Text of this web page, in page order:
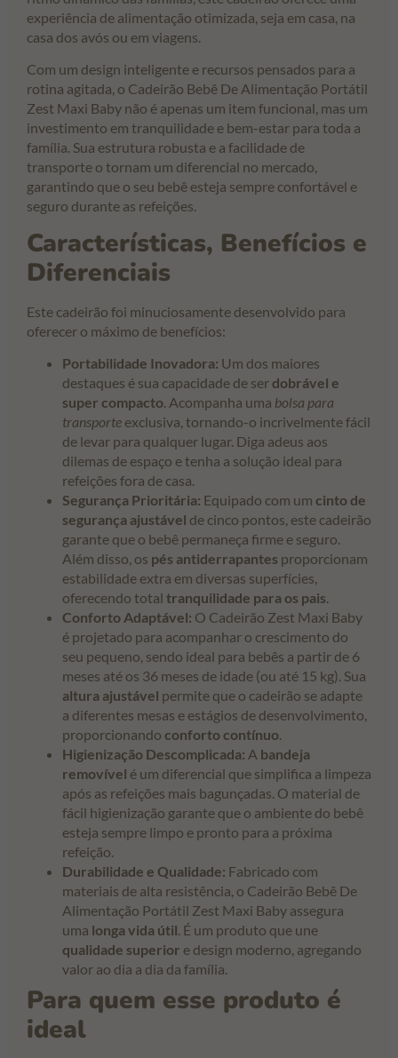
experiência de alimentação otimizada, seja em casa, na
casa dos avós ou em viagens.
Com um design inteligente e recursos pensados para a
rotina agitada, o Cadeirão Bebê De Alimentação Portátil
Zest Maxi Baby não é apenas um item funcional, mas um
investimento em tranquilidade e bem-estar para toda a
família. Sua estrutura robusta e a facilidade de
transporte o tornam um diferencial no mercado,
garantindo que o seu bebê esteja sempre confortável e
seguro durante as refeições.
Características, Benefícios e
Diferenciais
Este cadeirão foi minuciosamente desenvolvido para
oferecer o máximo de benefícios:
Portabilidade Inovadora: Um dos maiores
destaques é sua capacidade de serdobrável e
super compacto. Acompanha uma bolsa para
transporte exclusiva, tornando-o incrivelmente fácil
de levar para qualquer lugar. Diga adeus aos
dilemas de espaço e tenha a solução ideal para
refeições fora de casa.
Segurança Prioritária: Equipado com um cinto de
segurança ajustável de cinco pontos, este cadeirão
garante que o bebê permaneça firme e seguro.
Além disso, os pés antiderrapantes proporcionam
estabilidade extra em diversas superfícies,
oferecendo total tranquilidade para os pais.
Conforto Adaptável: O Cadeirão Zest Maxi Baby
é projetado para acompanhar o crescimento do
seu pequeno, sendo ideal para bebês a partir de 6
meses até os 36 meses de idade (ou até 15 kg). Sua
altura ajustável permite que o cadeirão se adapte
a diferentes mesas e estágios de desenvolvimento,
proporcionando conforto contínuo.
Higienização Descomplicada: A bandeja
removível é um diferencial que simplifica a limpeza
após as refeições mais bagunçadas. O material de
fácil higienização garante que o ambiente do bebê
esteja sempre limpo e pronto para a próxima
refeição.
Durabilidade e Qualidade: Fabricado com
materiais de alta resistência, o Cadeirão Bebê De
Alimentação Portátil Zest Maxi Baby assegura
uma longa vida útil. É um produto que une
qualidade superior e design moderno, agregando
valor ao dia a dia da família.
Para quem esse produto é
ideal